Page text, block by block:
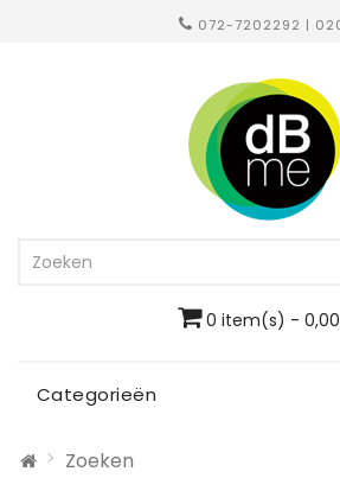
072-7202292 |
0 item(s) -
Categorieën
Zoeken